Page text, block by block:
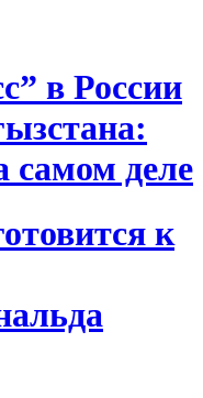
в России
самом деле
к